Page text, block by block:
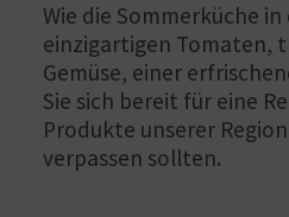
Wie die Sommerküche
einzigartigen Tomaten,
Gemüse, einer
Sie sich bereit für eine
Produkte unserer
verpassen sollten.